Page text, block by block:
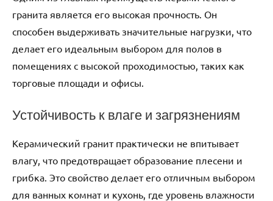
гранита является его высокая прочность. Он
способен выдерживать значительные нагрузки, что
делает его идеальным выбором для полов в
помещениях с высокой проходимостью, таких как
торговые площади и офисы.
Устойчивость к влаге и загрязнениям
Керамический гранит практически не впитывает
влагу, что предотвращает образование плесени и
грибка. Это свойство делает его отличным выбором
для ванных комнат и кухонь, где уровень влажности